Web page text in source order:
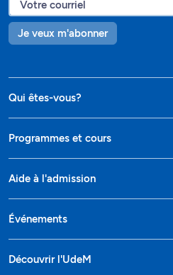
Je veux m'abonner
Qui êtes-vous?
Programmes et cours
Aide à l'admission
Événements
Découvrir l'UdeM